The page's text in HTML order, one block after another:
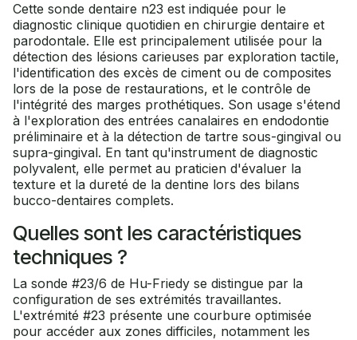
Cette sonde dentaire n23 est indiquée pour le
diagnostic clinique quotidien en chirurgie dentaire et
parodontale. Elle est principalement utilisée pour la
détection des lésions carieuses par exploration tactile,
l'identification des excès de ciment ou de composites
lors de la pose de restaurations, et le contrôle de
l'intégrité des marges prothétiques. Son usage s'étend
à l'exploration des entrées canalaires en endodontie
préliminaire et à la détection de tartre sous-gingival ou
supra-gingival. En tant qu'instrument de diagnostic
polyvalent, elle permet au praticien d'évaluer la
texture et la dureté de la dentine lors des bilans
bucco-dentaires complets.
Quelles sont les caractéristiques
techniques ?
La sonde #23/6 de Hu-Friedy se distingue par la
configuration de ses extrémités travaillantes.
L'extrémité #23 présente une courbure optimisée
pour accéder aux zones difficiles, notamment les